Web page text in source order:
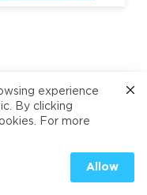
experience
By clicking
For more
Allow